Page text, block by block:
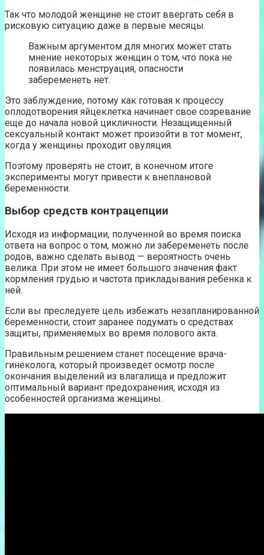
Так что молодой женщине не стоит ввергать себя в
рисковую ситуацию даже в первые месяцы.
Важным аргументом для многих может стать
мнение некоторых женщин о том, что пока не
появилась менструация, опасности
забеременеть нет.
Это заблуждение, потому как готовая к процессу
оплодотворения яйцеклетка начинает свое созревание
еще до начала новой цикличности. Незащищенный
сексуальный контакт может произойти в тот момент,
когда у женщины проходит овуляция.
Поэтому проверять не стоит, в конечном итоге
эксперименты могут привести к внеплановой
беременности.
Выбор средств контрацепции
Исходя из информации, полученной во время поиска
ответа на вопрос о том, можно ли забеременеть после
родов, важно сделать вывод — вероятность очень
велика. При этом не имеет большого значения факт
кормления грудью и частота прикладывания ребенка к
ней.
Если вы преследуете цель избежать незапланированной
беременности, стоит заранее подумать о средствах
защиты, применяемых во время полового акта.
Правильным решением станет посещение врача-
гинеколога, который произведет осмотр после
окончания выделений из влагалища и предложит
оптимальный вариант предохранения, исходя из
особенностей организма женщины.